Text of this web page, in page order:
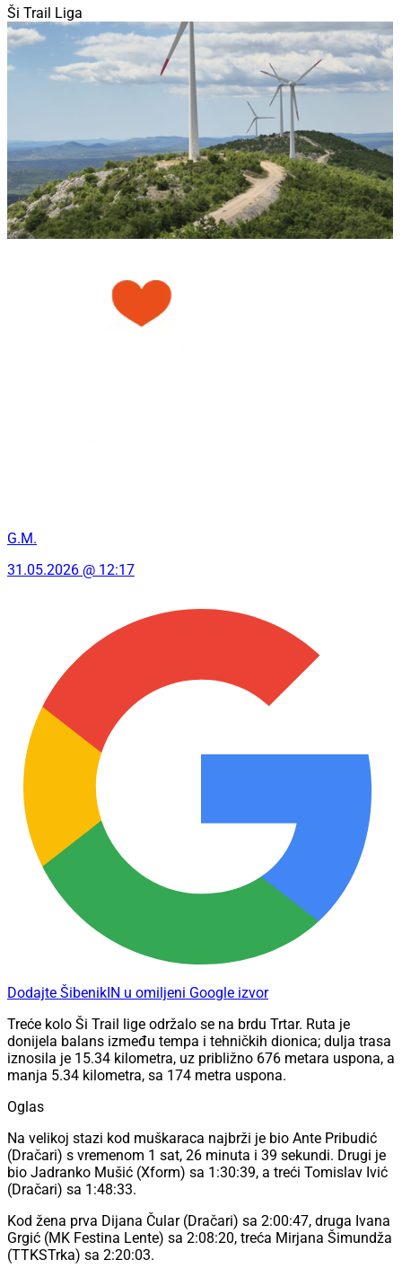
Ši Trail Liga
G.M.
31.05.2026 @ 12:17
Dodajte ŠibenikIN u omiljeni Google izvor
Treće kolo Ši Trail lige održalo se na brdu Trtar. Ruta je
donijela balans između tempa i tehničkih dionica; dulja trasa
iznosila je 15.34 kilometra, uz približno 676 metara uspona, a
manja 5.34 kilometra, sa 174 metra uspona.
Oglas
Na velikoj stazi kod muškaraca najbrži je bio Ante Pribudić
(Dračari) s vremenom 1 sat, 26 minuta i 39 sekundi. Drugi je
bio Jadranko Mušić (Xform) sa 1:30:39, a treći Tomislav Ivić
(Dračari) sa 1:48:33.
Kod žena prva Dijana Čular (Dračari) sa 2:00:47, druga Ivana
Grgić (MK Festina Lente) sa 2:08:20, treća Mirjana Šimundža
(TTKSTrka) sa 2:20:03.